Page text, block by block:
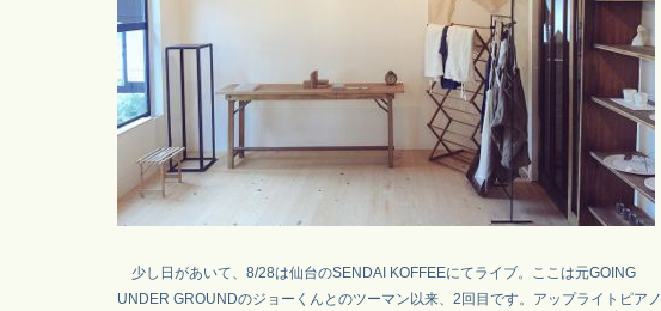
少し日があいて、8/28は仙台のSENDAI KOFFEEにてライブ。ここは元GOING
UNDER GROUNDのジョーくんとのツーマン以来、2回目です。アップライトピアノ